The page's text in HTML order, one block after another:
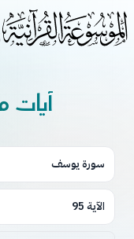
آيات
سورة يوسف
الآية 95